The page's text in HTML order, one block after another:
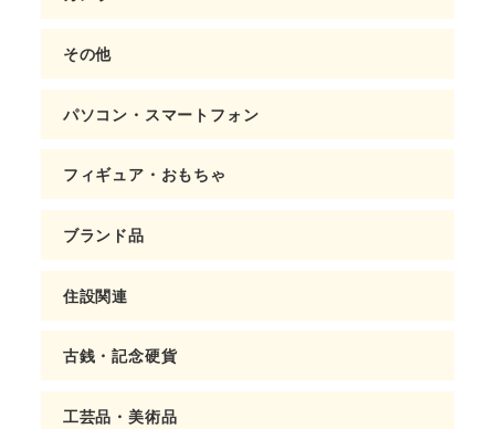
その他
パソコン・スマートフォン
フィギュア・おもちゃ
ブランド品
住設関連
古銭・記念硬貨
工芸品・美術品